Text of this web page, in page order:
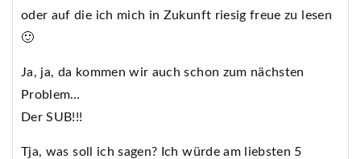
oder auf die ich mich in Zukunft riesig freue zu lesen
🙂
Ja, ja, da kommen wir auch schon zum nächsten
Problem…
Der SUB!!!
Tja, was soll ich sagen? Ich würde am liebsten 5